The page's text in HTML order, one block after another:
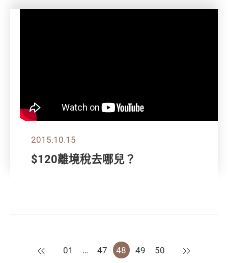
2015.10.15
$120離境稅去哪兒？
上一頁
01 … 47 48 49 50 下一頁